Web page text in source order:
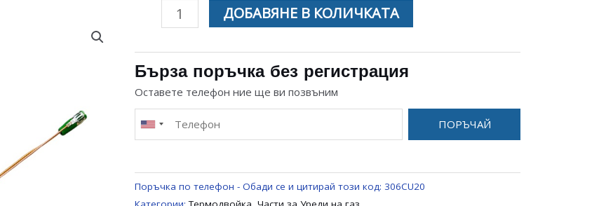
количество
L250ММ
УРЕД
AEG
ДОБАВЯНЕ В КОЛИЧКАТА
Бърза поръчка без регистрация
Оставете телефон ние ще ви позвъним
ПОРЪЧАЙ
Поръчка по телефон - Обади се и цитирай този код: 306CU20